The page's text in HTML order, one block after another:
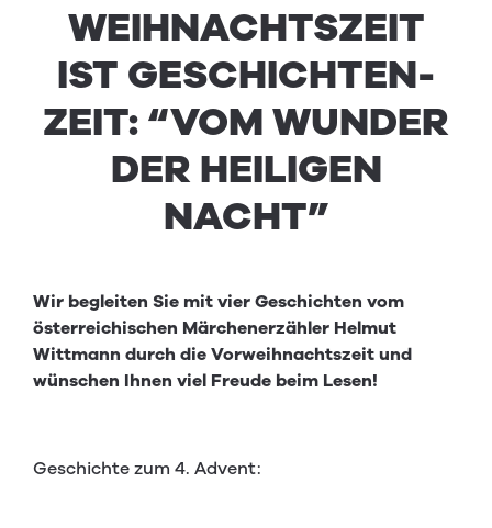
WEI­H­NACHT­SZEIT
IST GESCHICHTEN­
ZEIT:“VOM WUN­DER
DER HEILI­GEN
NACHT”
Wir begleiten Sie mit vier Geschichten vom
österreichischen Märchenerzähler Helmut
Wittmann durch die Vorweihnachtszeit und
wünschen Ihnen viel Freude beim Lesen!
Geschichte zum 4. Advent: